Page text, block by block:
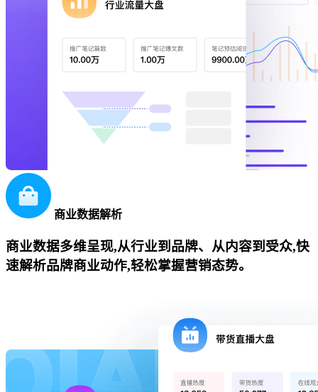
商业数据解析
商业数据多维呈现,从行业到品牌、从内容到受众,快
速解析品牌商业动作,轻松掌握营销态势。